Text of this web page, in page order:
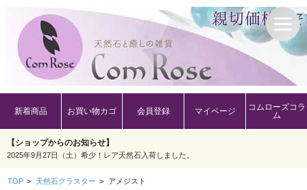
新着商品 お買い物カゴ 会員登録 マイページ
コムローズコラ
ム
【ショップからのお知らせ】
2025年9月27日（土）希少！レア天然石入荷しました。
TOP > 天然石クラスター > アメジスト